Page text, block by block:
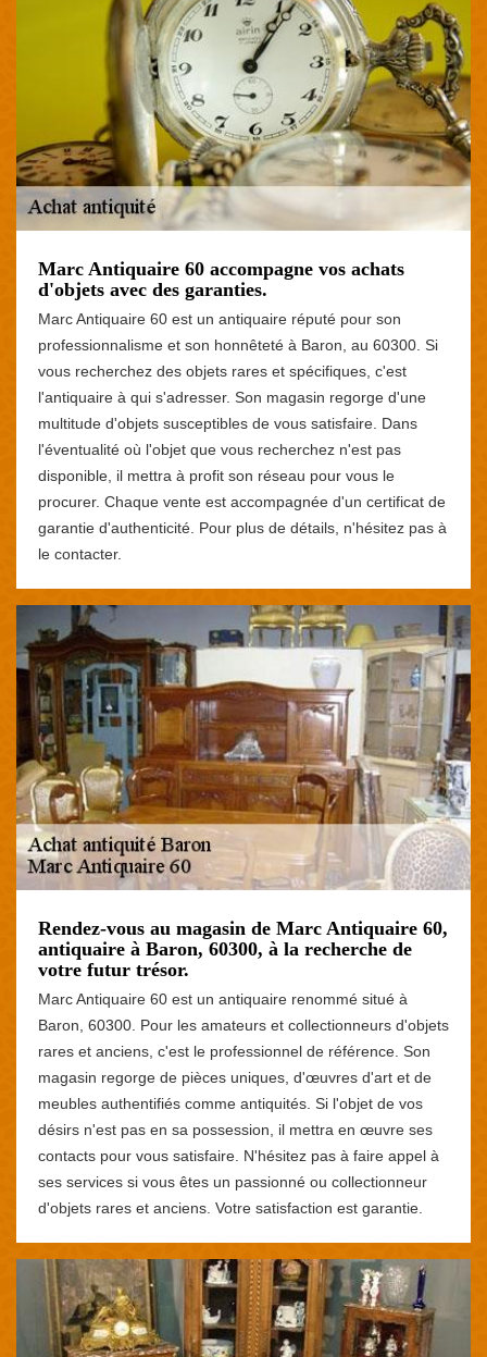
Marc Antiquaire 60 accompagne vos achats
d'objets avec des garanties.
Marc Antiquaire 60 est un antiquaire réputé pour son
professionnalisme et son honnêteté à Baron, au 60300. Si
vous recherchez des objets rares et spécifiques, c'est
l'antiquaire à qui s'adresser. Son magasin regorge d'une
multitude d'objets susceptibles de vous satisfaire. Dans
l'éventualité où l'objet que vous recherchez n'est pas
disponible, il mettra à profit son réseau pour vous le
procurer. Chaque vente est accompagnée d'un certificat de
garantie d'authenticité. Pour plus de détails, n'hésitez pas à
le contacter.
Rendez-vous au magasin de Marc Antiquaire 60,
antiquaire à Baron, 60300, à la recherche de
votre futur trésor.
Marc Antiquaire 60 est un antiquaire renommé situé à
Baron, 60300. Pour les amateurs et collectionneurs d'objets
rares et anciens, c'est le professionnel de référence. Son
magasin regorge de pièces uniques, d'œuvres d'art et de
meubles authentifiés comme antiquités. Si l'objet de vos
désirs n'est pas en sa possession, il mettra en œuvre ses
contacts pour vous satisfaire. N'hésitez pas à faire appel à
ses services si vous êtes un passionné ou collectionneur
d'objets rares et anciens. Votre satisfaction est garantie.